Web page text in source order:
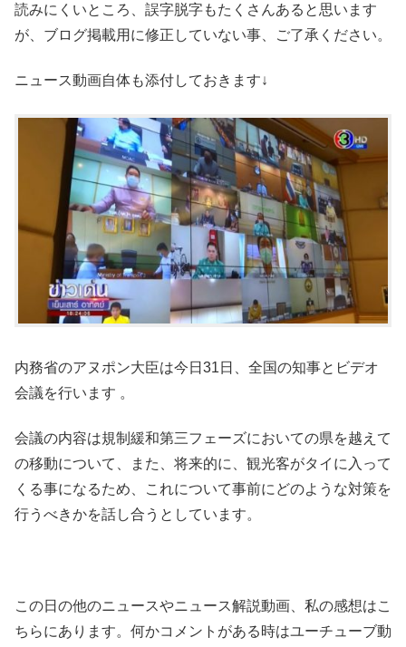
読みにくいところ、誤字脱字もたくさんあると思います
が、ブログ掲載用に修正していない事、ご了承ください。
ニュース動画自体も添付しておきます↓
内務省のアヌポン大臣は今日31日、全国の知事とビデオ
会議を行います 。
会議の内容は規制緩和第三フェーズにおいての県を越えて
の移動について、また、将来的に、観光客がタイに入って
くる事になるため、これについて事前にどのような対策を
行うべきかを話し合うとしています。
この日の他のニュースやニュース解説動画、私の感想はこ
ちらにあります。何かコメントがある時はユーチューブ動